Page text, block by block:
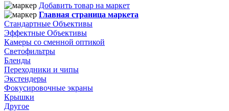
Добавить товар на маркет
Главная страница маркета
Стандартные Объективы
Эффектные Объективы
Камеры со сменной оптикой
Светофильтры
Бленды
Переходники и чипы
Экстендеры
Фокусировочные экраны
Крышки
Другое